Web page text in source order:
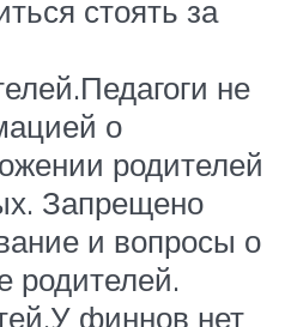
стоять за
не
о
родителей
Запрещено
и вопросы о
родителей.
финнов нет